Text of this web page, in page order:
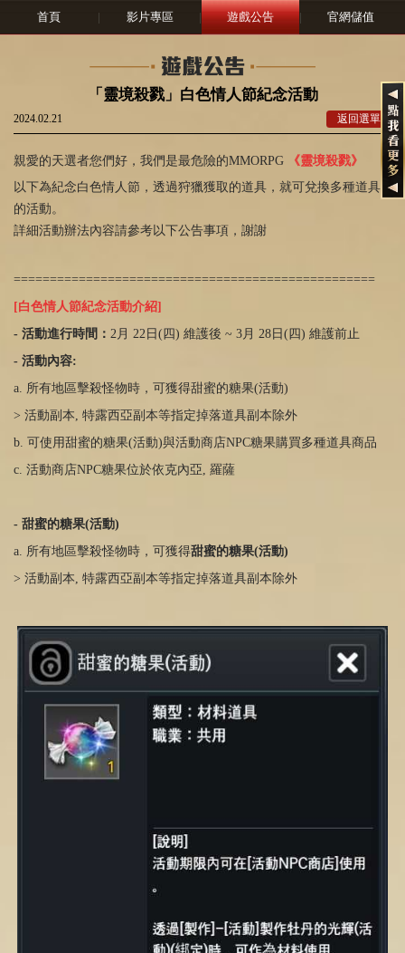
首頁 | 影片專區 | 遊戲公告 | 官網儲值
「靈境殺戮」白色情人節紀念活動
2024.02.21 返回選單
親愛的天選者您們好，我們是最危險的MMORPG
《靈境殺戮》
以下為紀念白色情人節，透過狩獵獲取的道具，就可兌換多種道具
的活動。
詳細活動辦法內容請參考以下公告事項，謝謝
==================================================
[白色情人節紀念活動介紹]
- 活動進行時間： 2月 22日 ( 四) 維護後 ~ 3月 28日 ( 四) 維護前止
- 活動內容:
a. 所有地區擊殺怪物時，可獲得甜蜜的糖果(活動)
> 活動副本, 特露西亞副本等指定掉落道具副本除外
b. 可使用甜蜜的糖果(活動)與活動商店NPC糖果購買多種道具商品
c. 活動商店NPC糖果位於依克內亞, 羅薩
- 甜蜜的糖果(活動)
a. 所有地區擊殺怪物時，可獲得甜蜜的糖果(活動)
> 活動副本, 特露西亞副本等指定掉落道具副本除外